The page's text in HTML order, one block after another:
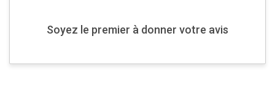
Soyez le premier à donner votre avis